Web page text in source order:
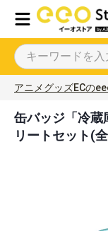
アニメグッズECの
缶バッジ「冷蔵
リートセット(